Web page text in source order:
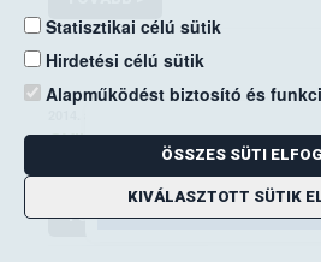
GYIK_takarmány
TOVÁBB >
Statisztikai célú sütik
Hirdetési célú sütik
Alapműködést biztosító és
ÖSSZES SÜTI
KIVÁLASZTOTT SÜTIK